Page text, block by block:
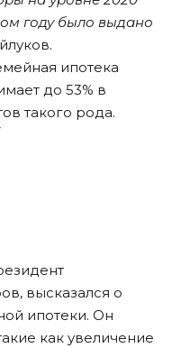
году было выдано
ипотека
до 53% в
такого рода.
высказался о
ипотеки. Он
как увеличение